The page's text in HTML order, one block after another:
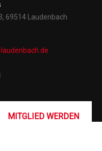
69514 Laudenbach
MITGLIED WERDEN